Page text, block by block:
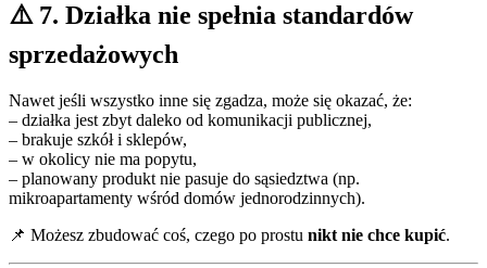
⚠️ 7. Działka nie spełnia standardów
sprzedażowych
Nawet jeśli wszystko inne się zgadza, może się okazać, że:
– działka jest zbyt daleko od komunikacji publicznej,
– brakuje szkół i sklepów,
– w okolicy nie ma popytu,
– planowany produkt nie pasuje do sąsiedztwa (np.
mikroapartamenty wśród domów jednorodzinnych).
📌 Możesz zbudować coś, czego po prostu nikt nie chce kupić.